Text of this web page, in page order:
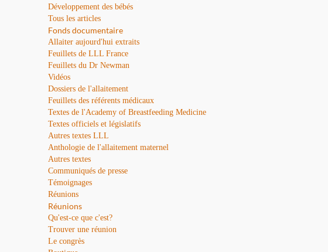
Développement des bébés
Tous les articles
Fonds documentaire
Allaiter aujourd'hui extraits
Feuillets de LLL France
Feuillets du Dr Newman
Vidéos
Dossiers de l'allaitement
Feuillets des référents médicaux
Textes de l'Academy of Breastfeeding Medicine
Textes officiels et législatifs
Autres textes LLL
Anthologie de l'allaitement maternel
Autres textes
Communiqués de presse
Témoignages
Réunions
Réunions
Qu'est-ce que c'est?
Trouver une réunion
Le congrès